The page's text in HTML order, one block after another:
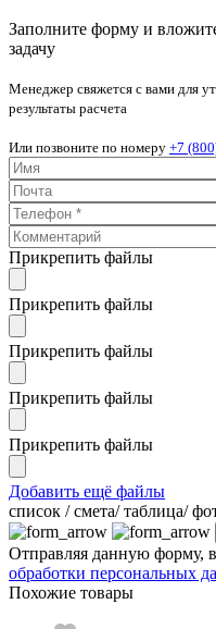
Заполните форму и
задачу
Менеджер свяжется с вами для
результаты расчета
Или позвоните по номеру +7
Прикрепить файлы
Прикрепить файлы
Прикрепить файлы
Прикрепить файлы
Прикрепить файлы
Добавить ещё файлы
cписок / смета/ таблица/
Отправляя данную форму,
обработки персональных
Похожие товары